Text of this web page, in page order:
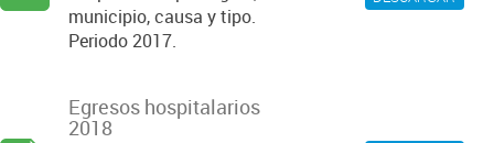
municipio, causa y tipo.
Periodo 2017.
Egresos hospitalarios
2018